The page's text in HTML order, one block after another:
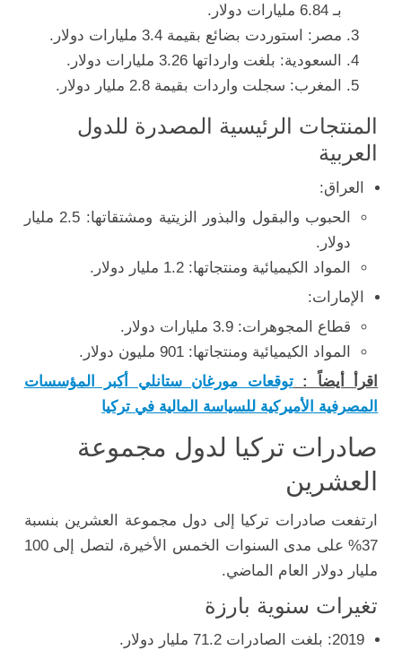
بـ 6.84 مليارات دولار.
مصر: استوردت بضائع بقيمة 3.4 مليارات دولار.
السعودية: بلغت وارداتها 3.26 مليارات دولار.
المغرب: سجلت واردات بقيمة 2.8 مليار دولار.
المنتجات الرئيسية المصدرة للدول
العربية
العراق:
الحبوب والبقول والبذور الزيتية ومشتقاتها: 2.5 مليار
دولار.
المواد الكيميائية ومنتجاتها: 1.2 مليار دولار.
الإمارات:
قطاع المجوهرات: 3.9 مليارات دولار.
المواد الكيميائية ومنتجاتها: 901 مليون دولار.
اقرأ أيضاً :توقعات مورغان ستانلي أكبر المؤسسات
المصرفية الأميركية للسياسة المالية في تركيا
صادرات تركيا لدول مجموعة
العشرين
ارتفعت صادرات تركيا إلى دول مجموعة العشرين بنسبة
37% على مدى السنوات الخمس الأخيرة، لتصل إلى 100
مليار دولار العام الماضي.
تغيرات سنوية بارزة
2019: بلغت الصادرات 71.2 مليار دولار.